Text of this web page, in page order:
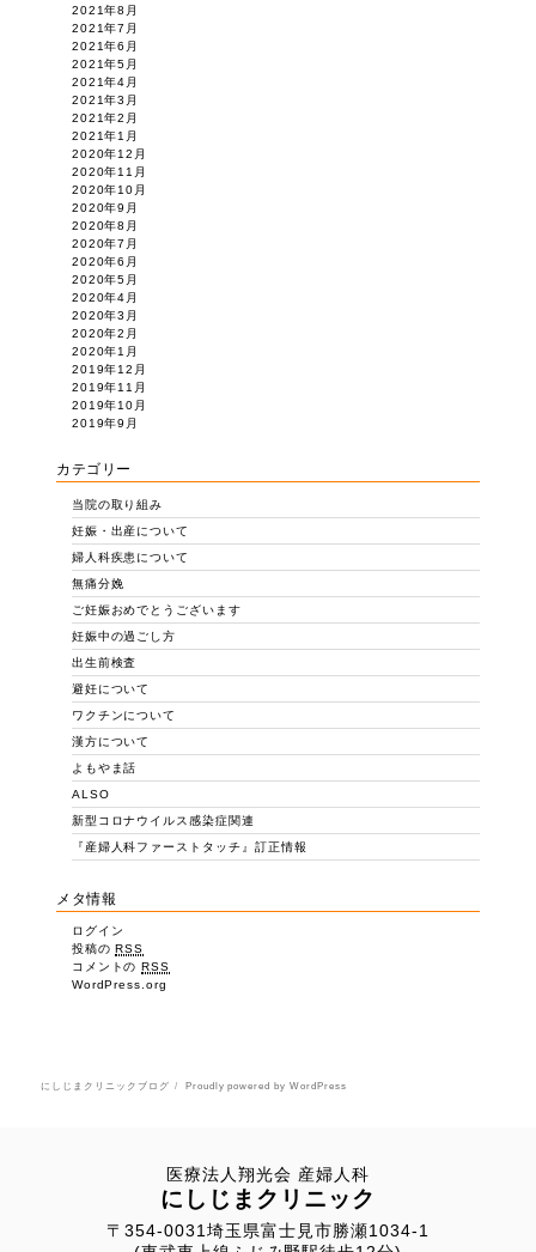
2021年8月
2021年7月
2021年6月
2021年5月
2021年4月
2021年3月
2021年2月
2021年1月
2020年12月
2020年11月
2020年10月
2020年9月
2020年8月
2020年7月
2020年6月
2020年5月
2020年4月
2020年3月
2020年2月
2020年1月
2019年12月
2019年11月
2019年10月
2019年9月
カテゴリー
当院の取り組み
妊娠・出産について
婦人科疾患について
無痛分娩
ご妊娠おめでとうございます
妊娠中の過ごし方
出生前検査
避妊について
ワクチンについて
漢方について
よもやま話
ALSO
新型コロナウイルス感染症関連
『産婦人科ファーストタッチ』訂正情報
メタ情報
ログイン
投稿のRSS
コメントのRSS
WordPress.org
にしじまクリニックブログ Proudly powered by WordPress
医療法人翔光会 産婦人科
にしじまクリニック
〒354-0031埼玉県富士見市勝瀬1034-1